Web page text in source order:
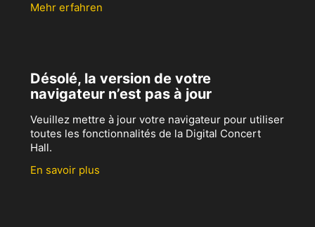
Mehr erfahren
Désolé, la version de votre
navigateur n’est pas à jour
Veuillez mettre à jour votre navigateur pour utiliser
toutes les fonctionnalités de la Digital Concert
Hall.
En savoir plus